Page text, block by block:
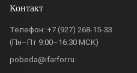
Контакт
Телефон: +7 (927) 268-15-33
(Пн–Пт 9:00–16:30 МСК)
pobeda@ifarfor.ru